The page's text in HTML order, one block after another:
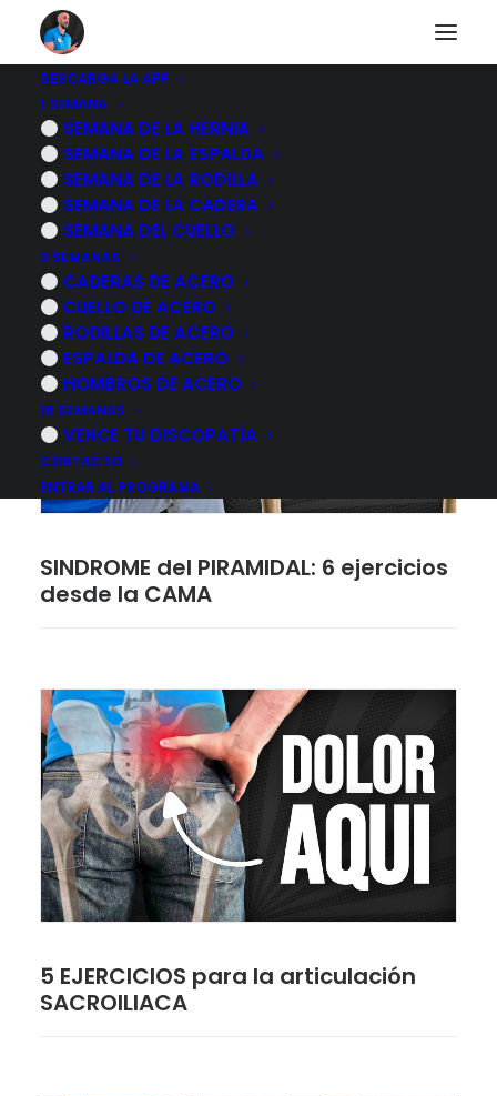
DESCARGA LA APP
1 SEMANA
SEMANA DE LA HERNIA
SEMANA DE LA ESPALDA
SEMANA DE LA RODILLA
SEMANA DE LA CADERA
SEMANA DEL CUELLO
3 SEMANAS
CADERAS DE ACERO
CUELLO DE ACERO
RODILLAS DE ACERO
ESPALDA DE ACERO
HOMBROS DE ACERO
16 SEMANAS
VENCE TU DISCOPATÍA
CONTACTO
ENTRAR AL PROGRAMA
Dolor en el glúteo
VOLVER AL CUERPO HUMANO
SINDROME del PIRAMIDAL: 6 ejercicios
desde la CAMA
5 EJERCICIOS para la articulación
SACROILIACA